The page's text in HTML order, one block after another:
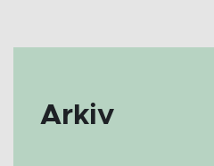
Arkiv